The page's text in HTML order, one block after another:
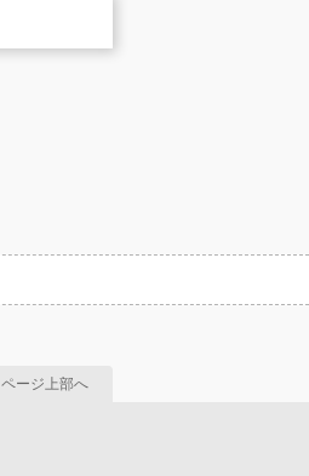
ページ上部へ